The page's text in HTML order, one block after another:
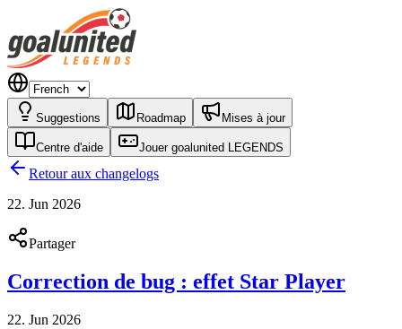
Suggestions Roadmap Mises à jour
Centre d'aide Jouer goalunited LEGENDS
Retour aux changelogs
22. Jun 2026
Partager
Correction de bug : effet Star Player
22. Jun 2026